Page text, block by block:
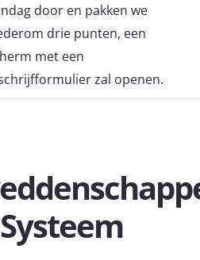
door en pakken we
drie punten, een
met een
zal openen.